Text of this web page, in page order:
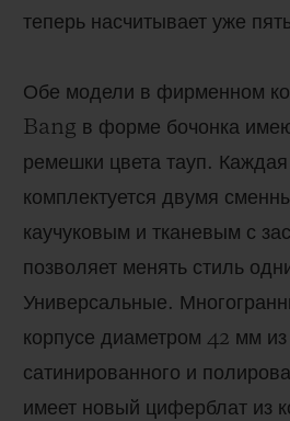
теперь насчитывает уже
Обе модели в фирменном
Bang в форме бочонка
ремешки цвета тауп.
комплектуется двумя
каучуковым и тканевым с
позволяет менять стиль
Универсальные.
корпусе диаметром 42 мм из
сатинированного и
имеет новый циферблат из